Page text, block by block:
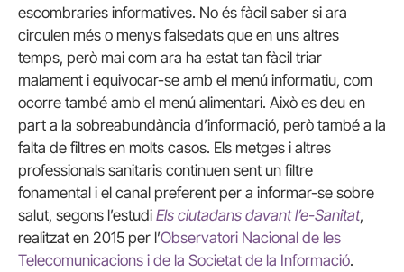
escombraries informatives. No és fàcil saber si ara
circulen més o menys falsedats que en uns altres
temps, però mai com ara ha estat tan fàcil triar
malament i equivocar-se amb el menú informatiu, com
ocorre també amb el menú alimentari. Això es deu en
part a la sobreabundància d’informació, però també a la
falta de filtres en molts casos. Els metges i altres
professionals sanitaris continuen sent un filtre
fonamental i el canal preferent per a informar-se sobre
salut, segons l’estudi Els ciutadans davant l’e-Sanitat,
realitzat en 2015 per l’Observatori Nacional de les
Telecomunicacions i de la Societat de la Informació.